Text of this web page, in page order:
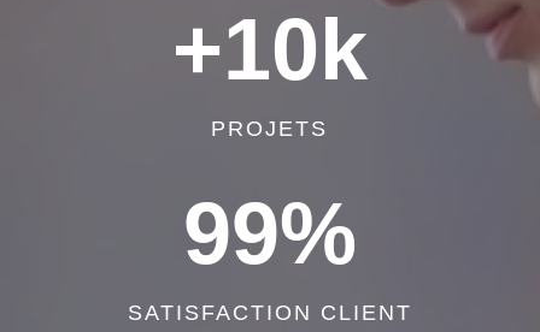
+10k
PROJETS
99%
SATISFACTION CLIENT